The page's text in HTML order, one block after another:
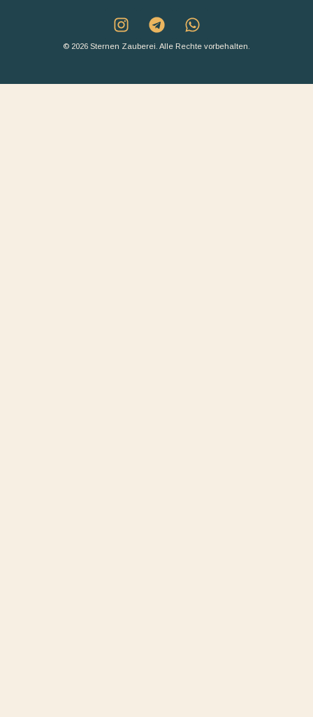
© 2026 Sternen Zauberei. Alle Rechte vorbehalten.